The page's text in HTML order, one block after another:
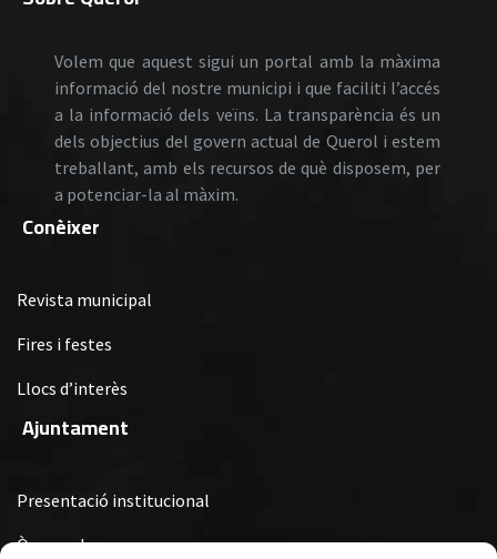
Volem que aquest sigui un portal amb la màxima
informació del nostre municipi i que faciliti l’accés
a la informació dels veïns. La transparència és un
dels objectius del govern actual de Querol i estem
treballant, amb els recursos de què disposem, per
a potenciar-la al màxim.
Conèixer
Revista municipal
Fires i festes
Llocs d’interès
Ajuntament
Presentació institucional
Òrgans de govern